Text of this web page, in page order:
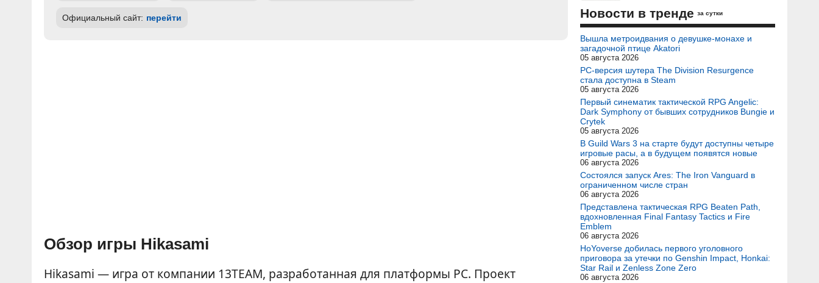
Официальный сайт: перейти
Обзор игры Hikasami
Hikasami — игра от компании 13TEAM, разработанная для платформы PC. Проект
Новости в тренде за сутки
Вышла метроидвания о девушке-монахе и
загадочной птице Akatori
05 августа 2026
PC-версия шутера The Division Resurgence
стала доступна в Steam
05 августа 2026
Первый синематик тактической RPG Angelic:
Dark Symphony от бывших сотрудников Bungie и
Crytek
05 августа 2026
В Guild Wars 3 на старте будут доступны четыре
игровые расы, а в будущем появятся новые
06 августа 2026
Состоялся запуск Ares: The Iron Vanguard в
ограниченном числе стран
06 августа 2026
Представлена тактическая RPG Beaten Path,
вдохновленная Final Fantasy Tactics и Fire
Emblem
06 августа 2026
HoYoverse добилась первого уголовного
приговора за утечки по Genshin Impact, Honkai:
Star Rail и Zenless Zone Zero
06 августа 2026